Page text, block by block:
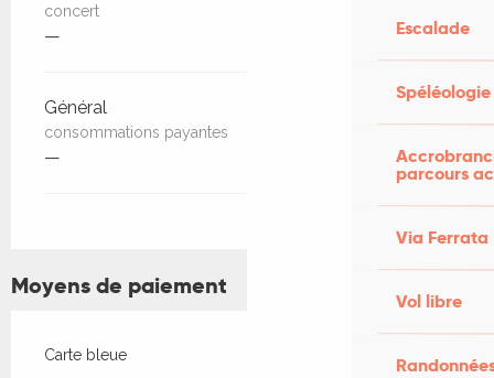
Escalade
Spéléologie
parcours
Via Ferrata
Vol libre
concert
—
Général
consommations payantes
—
Moyens de paiement
Carte bleue